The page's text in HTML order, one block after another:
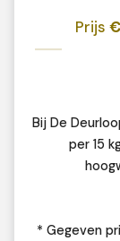
Prijs
Bij De
per 15
* Gegeven